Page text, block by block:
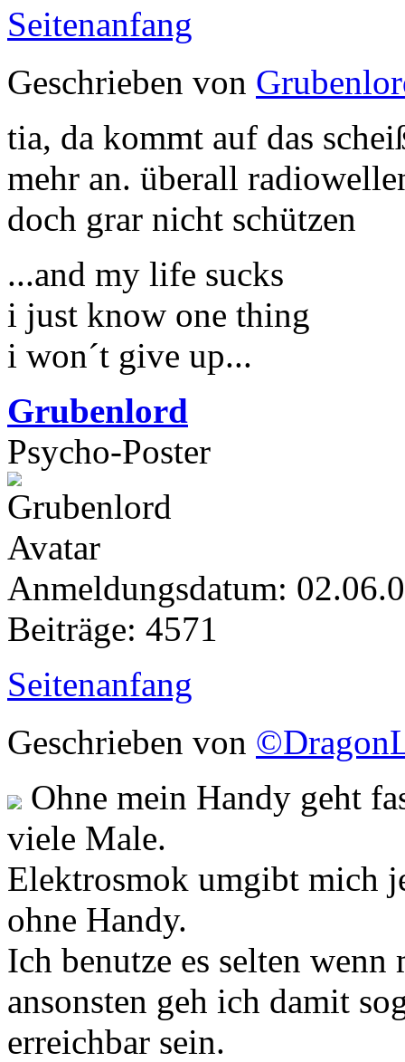
Seitenanfang
Geschrieben von
tia, da kommt auf das
mehr an. überall
doch grar nicht schützen
...and my life sucks
i just know one thing
i won´t give up...
Grubenlord
Psycho-Poster
Anmeldungsdatum:
Beiträge: 4571
Seitenanfang
Geschrieben von
Ohne mein Handy geht
viele Male.
Elektrosmok umgibt mich
ohne Handy.
Ich benutze es selten wenn
ansonsten geh ich damit
erreichbar sein.